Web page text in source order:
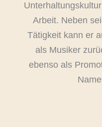
Arbeit. Neben
Tätigkeit kann er
als Musiker
ebenso als